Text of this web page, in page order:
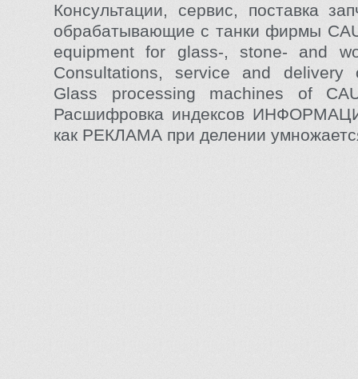
Консультации, сервис, поставка
обрабатывающие с танки фирмы
equipment for glass-, stone- and
Consultations, service and delivery
Glass processing machines of
Расшифровка индексов
как РЕКЛАМА при делении